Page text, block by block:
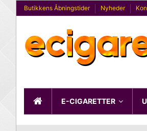
Butikkens Åbningstider Nyheder
E-CIGARETTER